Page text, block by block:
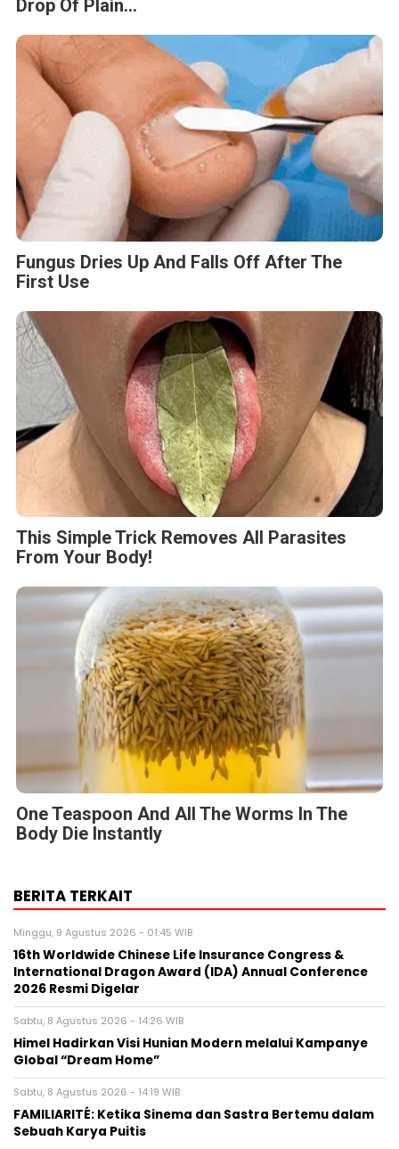
Drop Of Plain...
Fungus Dries Up And Falls Off After The
First Use
This Simple Trick Removes All Parasites
From Your Body!
One Teaspoon And All The Worms In The
Body Die Instantly
BERITA TERKAIT
Minggu, 9 Agustus 2026 - 01:45 WIB
16th Worldwide Chinese Life Insurance Congress &
International Dragon Award (IDA) Annual Conference
2026 Resmi Digelar
Sabtu, 8 Agustus 2026 - 14:26 WIB
Himel Hadirkan Visi Hunian Modern melalui Kampanye
Global “Dream Home”
Sabtu, 8 Agustus 2026 - 14:19 WIB
FAMILIARITÉ: Ketika Sinema dan Sastra Bertemu dalam
Sebuah Karya Puitis